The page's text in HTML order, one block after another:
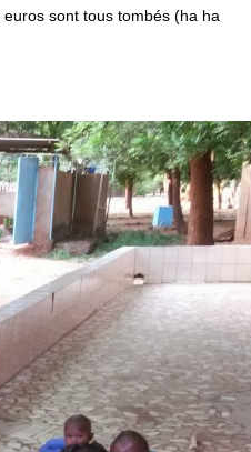
euros sont tous tombés (ha ha